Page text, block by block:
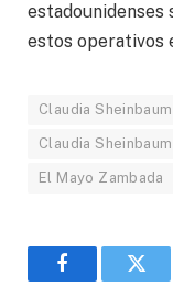
estadounidenses
estos operativos
Claudia Sheinbaum
Claudia
El Mayo Zambada
Facebook